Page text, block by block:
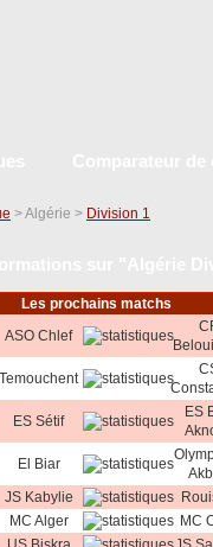
> Algérie > Division 1
Les prochains matchs
ASO Chlef
Temouchent
ES Sétif
ES
El Biar
JS Kabylie
MC Alger
MC